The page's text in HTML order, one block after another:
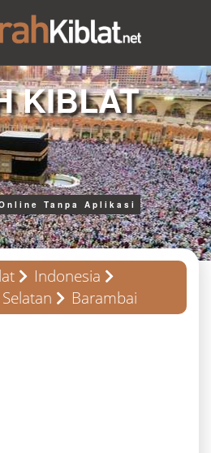
KIBLAT
Tanpa Aplikasi
Indonesia
Barambai